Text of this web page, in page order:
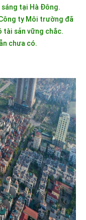
tại Hà Đông.
ty Môi trường đã
tài sản vững chắc.
chưa có.